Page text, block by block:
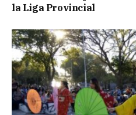
la Liga Provincial